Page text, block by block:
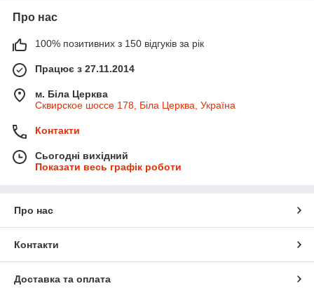
Про нас
100% позитивних з 150 відгуків за рік
Працює з 27.11.2014
м. Біла Церква
Сквирское шоссе 178, Біла Церква, Україна
Контакти
Сьогодні вихідний
Показати весь графік роботи
Про нас
Контакти
Доставка та оплата